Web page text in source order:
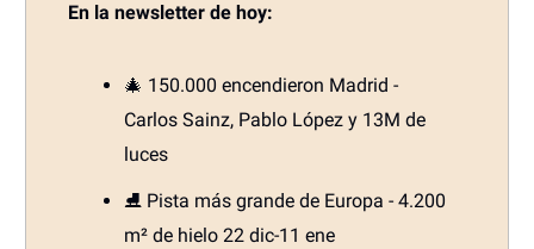
En la newsletter de hoy:
🎄 150.000 encendieron Madrid -
Carlos Sainz, Pablo López y 13M de
luces
⛸️ Pista más grande de Europa - 4.200
m² de hielo 22 dic-11 ene